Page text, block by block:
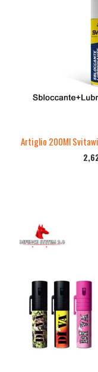
Artiglio 200Ml